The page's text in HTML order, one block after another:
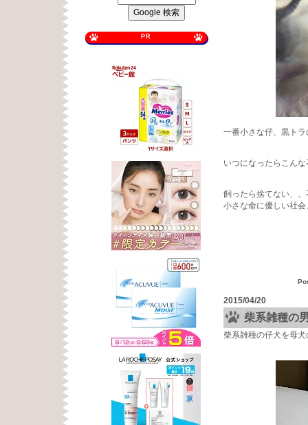
PR
一番小さな仔、黒ト
いつになったらこん
飼ったら捨てない、
小さな命に優しい社
2015/04/20
柴系雑種の
柴系雑種の仔犬を母